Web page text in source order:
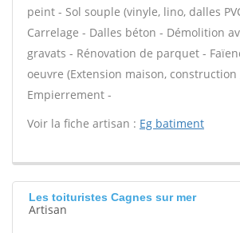
peint - Sol souple (vinyle, lino, dalles
Carrelage - Dalles béton - Démolition
gravats - Rénovation de parquet -
oeuvre (Extension maison, construction
Empierrement -
Voir la fiche artisan : Eg batiment
Les toituristes Cagnes sur mer
Artisan